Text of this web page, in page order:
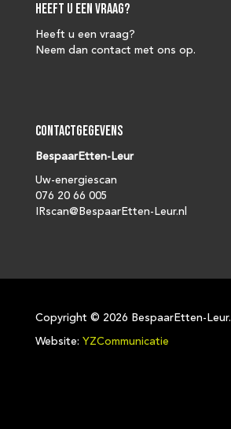
Heeft u een vraag?
Heeft u een vraag?
Neem dan contact met ons op.
Contactgegevens
BespaarEtten-Leur
Uw-energiescan
076 20 66 005
IRscan@BespaarEtten-Leur.nl
Copyright © 2026 BespaarEtten-Leur.
Website: YZCommunicatie